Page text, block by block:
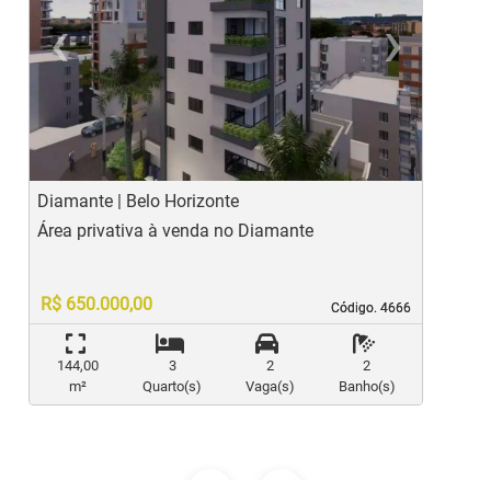
‹
Previous
›
Diamante | Belo Horizonte
Código. 4666
Código. 4666
Área privativa à venda no Diamante
R$ 650.000,00
144,00
m²
3
Quarto(s)
2
Vaga(s)
2
Banho(s)